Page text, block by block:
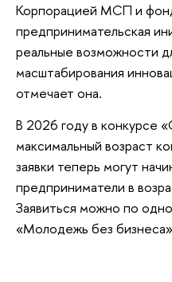
Корпорацией МСП и
предпринимательская
реальные возможности
масштабирования
отмечает она.
В 2026 году в конкурсе
максимальный возраст
заявки теперь могут
предприниматели в
Заявиться можно по
«Молодежь без